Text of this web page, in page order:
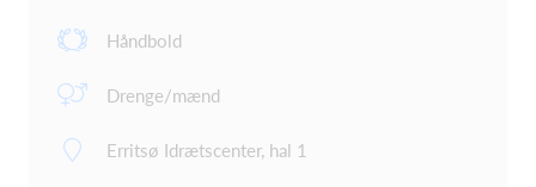
Håndbold
Drenge/mænd
Erritsø Idrætscenter, hal 1